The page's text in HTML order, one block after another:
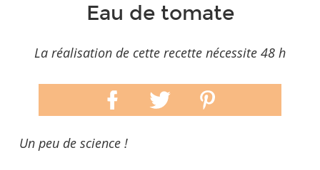
Eau de tomate
La réalisation de cette recette nécessite 48 h
Un peu de science !